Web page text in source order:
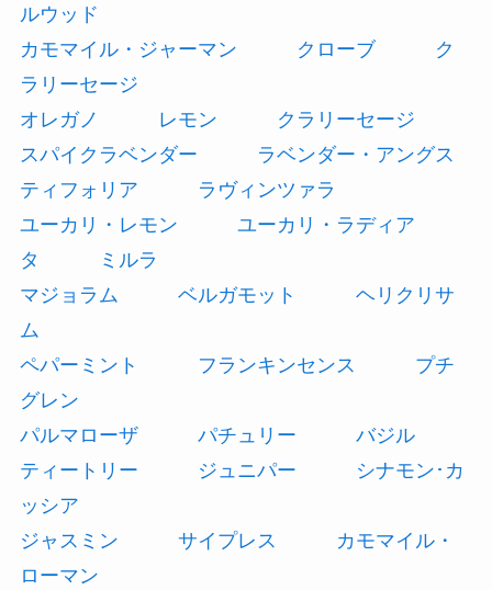
ルウッド
カモマイル・ジャーマン
クローブ
ク
ラリーセージ
オレガノ
レモン
クラリーセージ
スパイクラベンダー
ラベンダー・アングス
ティフォリア
ラヴィンツァラ
ユーカリ・レモン
ユーカリ・ラディア
タ
ミルラ
マジョラム
ベルガモット
ヘリクリサ
ム
ペパーミント
フランキンセンス
プチ
グレン
パルマローザ
パチュリー
バジル
ティートリー
ジュニパー
シナモン･カ
ッシア
ジャスミン
サイプレス
カモマイル・
ローマン